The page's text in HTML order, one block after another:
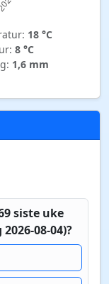
18 °C
8 °C
1,6 mm
siste uke
08-04)?